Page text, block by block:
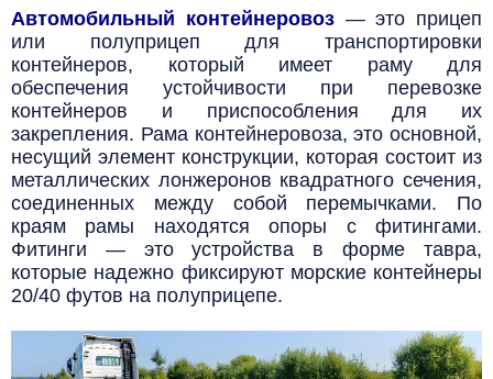
Автомобильный контейнеровоз— это прицеп
или полуприцеп для транспортировки
контейнеров, который имеет раму для
обеспечения устойчивости при перевозке
контейнеров и приспособления для их
закрепления. Рама контейнеровоза, это основной,
несущий элемент конструкции, которая состоит из
металлических лонжеронов квадратного сечения,
соединенных между собой перемычками. По
краям рамы находятся опоры с фитингами.
Фитинги — это устройства в форме тавра,
которые надежно фиксируют морские контейнеры
20/40 футов на полуприцепе.